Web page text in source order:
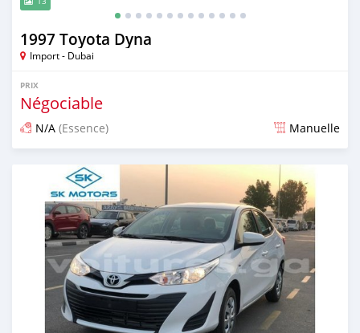
1997 Toyota Dyna
Import - Dubai
PRIX
Négociable
N/A (Essence) Manuelle
Publié il y a presque 6 ans